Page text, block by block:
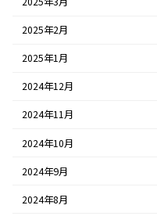
2025年2月
2025年1月
2024年12月
2024年11月
2024年10月
2024年9月
2024年8月